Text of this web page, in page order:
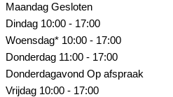
Maandag Gesloten
Dindag 10:00 - 17:00
Woensdag* 10:00 - 17:00
Donderdag 11:00 - 17:00
Donderdagavond Op afspraak
Vrijdag 10:00 - 17:00